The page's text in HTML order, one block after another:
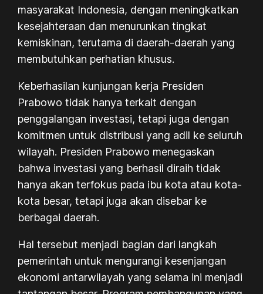
masyarakat Indonesia, dengan meningkatkan
kesejahteraan dan menurunkan tingkat
kemiskinan, terutama di daerah-daerah yang
membutuhkan perhatian khusus.
Keberhasilan kunjungan kerja Presiden
Prabowo tidak hanya terkait dengan
penggalangan investasi, tetapi juga dengan
komitmen untuk distribusi yang adil ke seluruh
wilayah. Presiden Prabowo menegaskan
bahwa investasi yang berhasil diraih tidak
hanya akan terfokus pada ibu kota atau kota-
kota besar, tetapi juga akan disebar ke
berbagai daerah.
Hal tersebut menjadi bagian dari langkah
pemerintah untuk mengurangi kesenjangan
ekonomi antarwilayah yang selama ini menjadi